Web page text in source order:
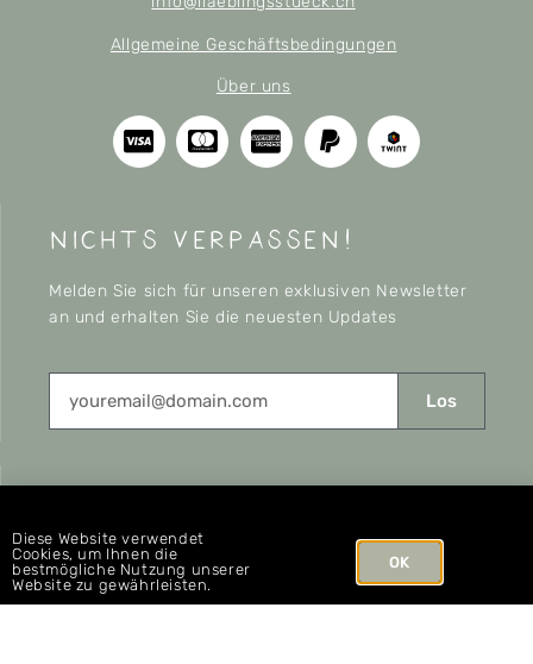
Allgemeine Geschäftsbedingungen
Über uns
nichts verpassen!
Melden Sie sich für unseren exklusiven Newsletter
an und erhalten Sie die neuesten Updates
Los
CONNECT
Diese Website verwendet
Cookies, um Ihnen die
bestmögliche Nutzung unserer
Website zu gewährleisten.
OK